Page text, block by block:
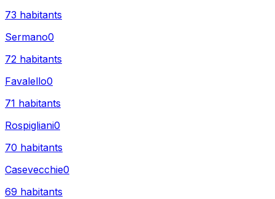
73 habitants
Sermano0
72 habitants
Favalello0
71 habitants
Rospigliani0
70 habitants
Casevecchie0
69 habitants